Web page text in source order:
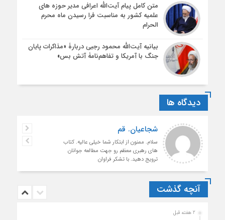
متن کامل پیام آیت‌الله اعرافی مدیر حوزه های
علمیه کشور به مناسبت فرا رسیدن ماه محرم
الحرام
بیانیه آیت‌الله محمود رجبی دربارۀ «مذاکرات پایان
جنگ با آمریکا و تفاهم‌نامۀ آتش بس»
دیدگاه ها
شجاعیان. قم
سلام. ممنون از ابتکار شما خیلی عالیه. کتاب
های رهبری معظم رو جهت مطالعه جوانان
ترویج دهید. با تشکر فراوان
آنچه گذشت
2 هفته قبل